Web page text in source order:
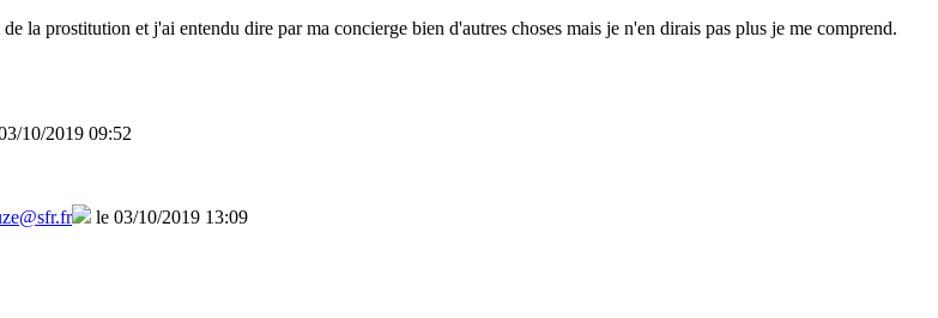
la prostitution et j'ai entendu dire par ma concierge bien d'autres choses mais je n'en dirais pas plus je me comprend.
10/2019 09:52
le 03/10/2019 13:09